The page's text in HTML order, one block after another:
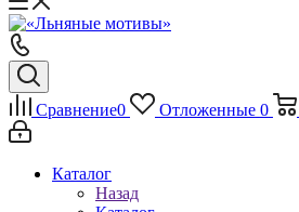
Сравнение0 Отложенные 0
Каталог
Назад